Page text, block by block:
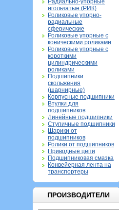
Радиально-упорные
игольчатые (РИК)
Роликовые упорно-
радиальные
сферические
Роликовые упорные с
коническими роликами
Роликовые упорные с
короткими
цилиндрическими
роликами
Подшипники
скольжения
(шарнирные)
Корпусные подшипники
Втулки для
подшипников
Линейные подшипники
Ступичные подшипники
Шарики от
подшипников
Ролики от подшипников
Приводные цепи
Подшипниковая смазка
Конвейерная лента на
транспортеры
ПРОИЗВОДИТЕЛИ